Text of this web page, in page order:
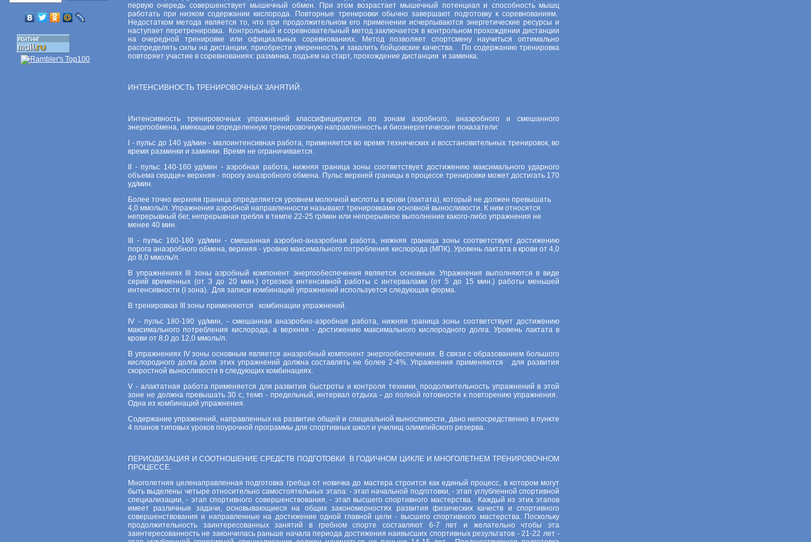
первую очередь совершенствует мышечный обмен. При этом возрастает мышечный потенциал и способность мышц
работать при низком содержании кислорода. Повторные тренировки обычно завершают подготовку к соревнованиям.
Недостатком метода является то, что при продолжительном его применении исчерпываются энергетические ресурсы и
наступает перетренировка. Контрольный и соревновательный метод заключается в контрольном прохождении дистанции
на очередной тренировке или официальных соревнованиях. Метод позволяет спортсмену научиться оптимально
распределять силы на дистанции, приобрести уверенность и закалить бойцовские качества. По содержанию тренировка
повторяет участие в соревнованиях: разминка, подъем на старт, прохождение дистанции и заминка.
ИНТЕНСИВНОСТЬ ТРЕНИРОВОЧНЫХ ЗАНЯТИЙ.
Интенсивность тренировочных упражнений классифицируется по зонам аэробного, анаэробного и смешанного
энергообмена, имеющим определенную тренировочную направленность и биоэнергетические показатели:
I - пульс до 140 уд/мин - малоинтенсивная работа, применяется во время технических и восстановительных тренировок, во
время разминки и заминки. Время не ограничивается.
II - пульс 140-160 уд/мин - аэробная работа, нижняя граница зоны соответствует достижению максимального ударного
объема сердце» верхняя - порогу анаэробного обмена. Пульс верхней границы в процессе тренировки может достигать 170
уд/мин.
Более точно верхняя граница определяется уровнем молочной кислоты в крови (лактата), который не должен превышать
4,0 ммоль/л. Упражнения аэробной направленности называют тренировками основной выносливости. К ним относятся
непрерывный бег, непрерывная гребля в темпе 22-25 гр/мин или непрерывное выполнение какого-либо упражнения не
менее 40 мин.
III - пульс 160-180 уд/мин - смешанная аэробно-анаэробная работа, нижняя граница зоны соответствует достижению
порога анаэробного обмена, верхняя - уровню максимального потребления кислорода (МПК). Уровень лактата в крови от 4,0
до 8,0 ммоль/л.
В упражнениях III зоны аэробный компонент энергообеспечения является основным. Упражнения выполняются в виде
серий временных (от 3 до 20 мин.) отрезков интенсивной работы с интервалами (от 5 до 15 мин.) работы меньшей
интенсивности (I зона). Для записи комбинаций упражнений используется следующая форма.
В тренировках III зоны применяются комбинации упражнений.
IV - пульс 180-190 уд/мин, - смешанная анаэробно-аэробная работа, нижняя граница зоны соответствует достижению
максимального потребления кислорода, а верхняя - достижению максимального кислородного долга. Уровень лактата в
крови от 8,0 до 12,0 ммоль/л.
В упражнениях IV зоны основным является анаэробный компонент энергообеспечения. В связи с образованием большого
кислородного долга доля этих упражнений должна составлять не более 2-4%. Упражнения применяются для развития
скоростной выносливости в следующих комбинациях.
V - алактатная работа применяется для развития быстроты и контроля техники, продолжительность упражнений в этой
зоне не должна превышать 30 с, темп - предельный, интервал отдыха - до полной готовности к повторению упражнения.
Одна из комбинаций упражнения.
Содержание упражнений, направленных на развитие общей и специальной выносливости, дано непосредственно в пункте
4 планов типовых уроков поурочной программы для спортивных школ и училищ олимпийского резерва.
ПЕРИОДИЗАЦИЯ И СООТНОШЕНИЕ СРЕДСТВ ПОДГОТОВКИ В ГОДИЧНОМ ЦИКЛЕ И МНОГОЛЕТНЕМ ТРЕНИРОВОЧНОМ
ПРОЦЕССЕ.
Многолетняя целенаправленная подготовка гребца от новичка до мастера строится как единый процесс, в котором могут
быть выделены четыре относительно самостоятельных этапа: - этап начальной подготовки, - этап углубленной спортивной
специализации, - этап спортивного совершенствования, - этап высшего спортивного мастерства. Каждый из этих этапов
имеет различные задачи, основывающиеся на общих закономерностях развития физических качеств и спортивного
совершенствования и направленные на достижение одной главной цели - высшего спортивного мастерства. Поскольку
продолжительность заинтересованных занятий в гребном спорте составляют 6-7 лет и желательно чтобы эта
заинтересованность не закончилась раньше начала периода достижения наивысших спортивных результатов - 21-22 лет -